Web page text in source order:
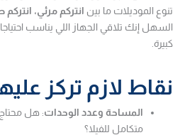
تنوع الموديلات ما بين انتركم مرئي،
السهل إنك تلاقي الجهاز اللي يناسب
كبيرة.
نقاط لازم تركز
المساحة وعدد الوحدات: هل
متكامل للفيلا؟